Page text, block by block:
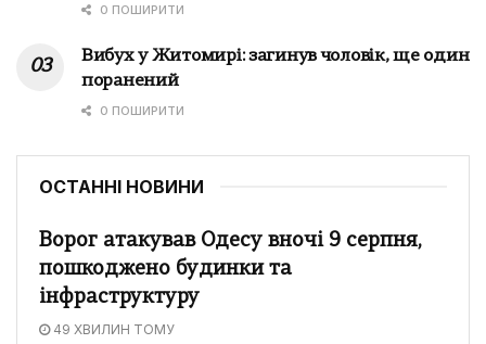
0 ПОШИРИТИ
Вибух у Житомирі: загинув чоловік, ще один
поранений
0 ПОШИРИТИ
ОСТАННІ НОВИНИ
Ворог атакував Одесу вночі 9 серпня,
пошкоджено будинки та
інфраструктуру
49 ХВИЛИН ТОМУ